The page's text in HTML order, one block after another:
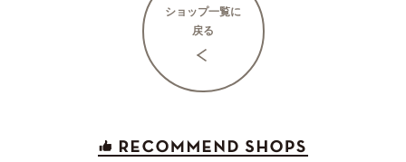
ショップ一覧に
戻る